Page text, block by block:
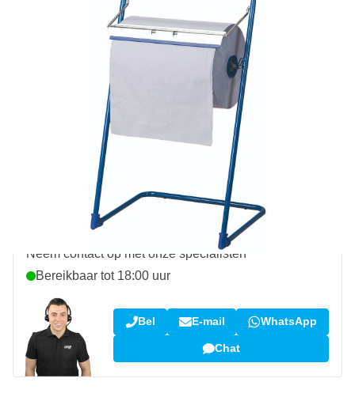
incl. BTW
In mijn winkelwagen
Voor 23:59 uur besteld,
maandag bezorgd
Gratis bezorgd
vanaf € 50,-
retourneren en ruilen
Klantbeoordeling:
9,5/10(34.283 reviews)
Vraag over dit product?
Neem contact op met onze specialisten
Bereikbaar tot 18:00 uur
Bel E-mail WhatsApp
Chat